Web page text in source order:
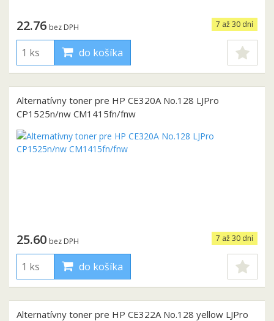
7 až 30 dní
22.76 bez DPH
do košíka
Alternatívny toner pre HP CE320A No.128 LJPro
CP1525n/nw CM1415fn/fnw
7 až 30 dní
25.60 bez DPH
do košíka
Alternatívny toner pre HP CE322A No.128 yellow LJPro